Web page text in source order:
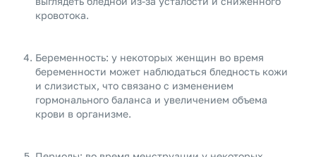
кровотока.
Беременность: у некоторых женщин во время
беременности может наблюдаться бледность кожи
и слизистых, что связано с изменением
гормонального баланса и увеличением объема
крови в организме.